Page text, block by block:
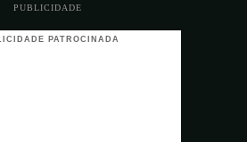
PUBLICIDADE
PATROCINADA